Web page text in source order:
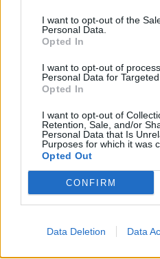
I want to opt-out of the
Personal Data.
Opted In
I want to opt-out of
Personal Data for Targeted
Opted In
I want to opt-out of
Retention, Sale, and/or
Personal Data that Is
Purposes for which it was
Opted Out
CONFIRM
Data Deletion Data
syyllistyi halpamaiseen
temppuun – puski vastustajaan
Leijonat
Aleksander
kaukaloon
divisioonassa
50